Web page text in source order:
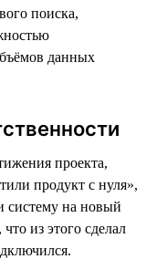
поиска,
данных
проекта,
продукт с нуля»,
систему на новый
из этого сделал